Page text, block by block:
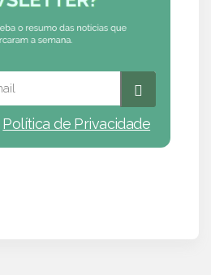
Política de Privacidade